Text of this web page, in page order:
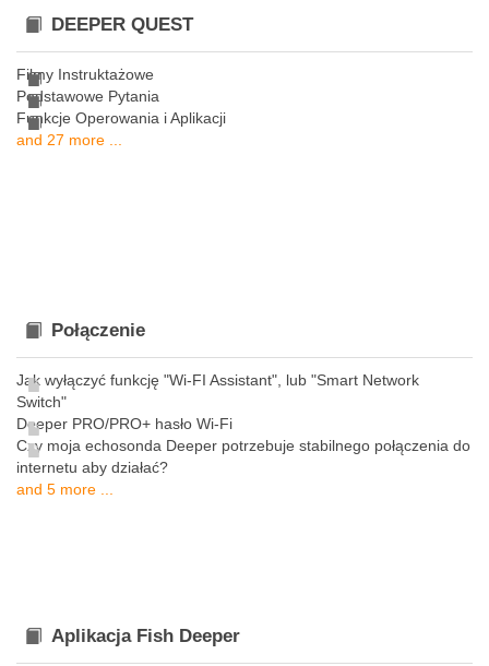
DEEPER QUEST
Filmy Instruktażowe
Podstawowe Pytania
Funkcje Operowania i Aplikacji
and 27 more ...
Połączenie
Jak wyłączyć funkcję "Wi-FI Assistant", lub "Smart Network
Switch"
Deeper PRO/PRO+ hasło Wi-Fi
Czy moja echosonda Deeper potrzebuje stabilnego połączenia do
internetu aby działać?
and 5 more ...
Aplikacja Fish Deeper